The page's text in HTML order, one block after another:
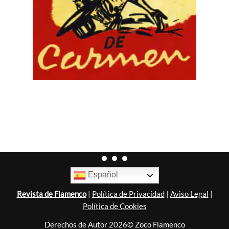
Español
Revista de Flamenco| Política de Privacidad| Aviso Legal |
Política de Cookies
Derechos de Autor 2026© Zoco Flamenco